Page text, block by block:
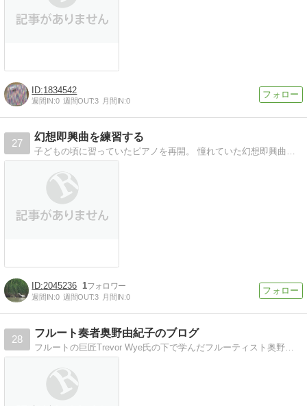
1834542
週間IN:0 週間OUT:3 月間IN:0
27
幻想即興曲を練習する
子どもの頃に習っていたピアノを再開。 憧れていた幻想即興曲にチャレンジします。
2045236 1
週間IN:0 週間OUT:3 月間IN:0
28
フルート奏者奥野由紀子のブログ
フルートの巨匠Trevor Wye氏の下で学んだフルーティスト奥野由紀子の公式ブログです。関西を中心に、ソリスト、オーケストラ奏者として活躍中。